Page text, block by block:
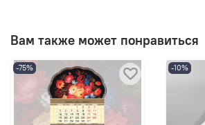
Вам также может понравиться
-75% -10%